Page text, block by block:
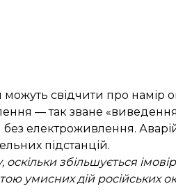
свідчити про намір
— так зване «виведення
електроживлення.
підстанцій.
збільшується
умисних дій російських